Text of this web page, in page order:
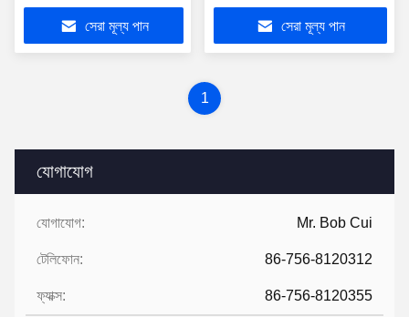
যোগাযোগ
যোগাযোগ: Mr. Bob Cui
টেলিফোন: 86-756-8120312
ফ্যাক্স: 86-756-8120355
জন্য 9"/10.1" স্ক্রীন
সেরা মূল্য পান
জন্য
সেরা মূল্য পান
1